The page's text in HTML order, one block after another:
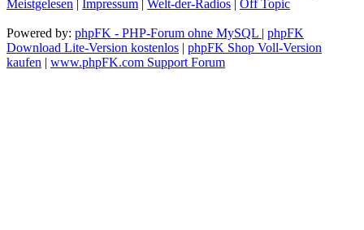
Meistgelesen | Impressum | Welt-der-Radios | Off Topic
Powered by: phpFK - PHP-Forum ohne MySQL | phpFK
Download Lite-Version kostenlos | phpFK Shop Voll-Version
kaufen | www.phpFK.com Support Forum